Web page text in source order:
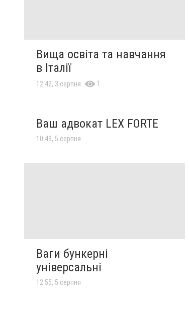
Вища освіта та навчання
в Італії
12:42, 3 серпня 1
Ваш адвокат LEX FORTE
10:49, 5 серпня
Ваги бункерні
універсальні
12:55, 5 серпня